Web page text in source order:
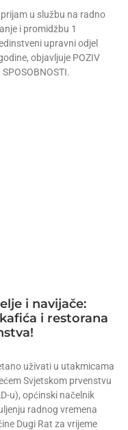
u službu na radno
i promidžbu 1
upravni odjel
objavljuje POZIV
i navijače:
i restorana
uživati u utakmicama
Svjetskom prvenstvu
u), općinski načelnik
radnog vremena
Dugi Rat za vrijeme